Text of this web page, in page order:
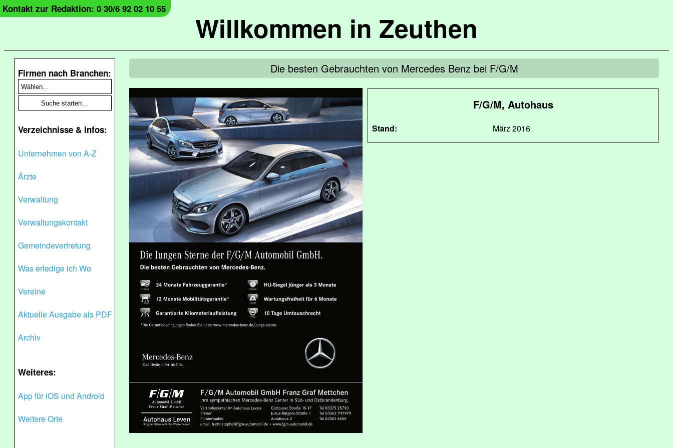
Willkommen in Zeuthen
Kontakt zur Redaktion: 0 30/6 92 02 10 55
Firmen nach Branchen:
Verzeichnisse & Infos:
Unternehmen von A-Z
Ärzte
Verwaltung
Verwaltungskontakt
Gemeindevertretung
Was erledige ich Wo
Vereine
Aktuelle Ausgabe als PDF
Archiv
Weiteres:
App für iOS und Android
Weitere Orte
Die besten Gebrauchten von Mercedes Benz bei F/G/M
F/G/M, Autohaus
Stand: März 2016